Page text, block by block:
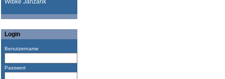
Wibke Janzarik
Login
Benutzername
Passwort